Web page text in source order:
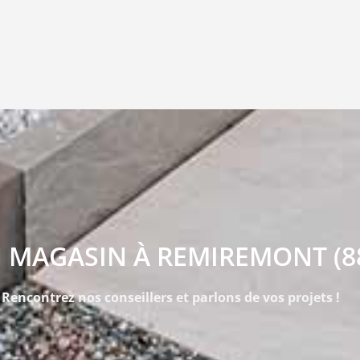
À REMIREMONT
Rencontrez nos conseillers et parlons de vos projets !